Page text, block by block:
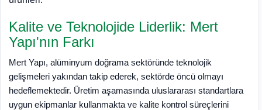
Kalite ve Teknolojide Liderlik: Mert
Yapı'nın Farkı
Mert Yapı, alüminyum doğrama sektöründe teknolojik
gelişmeleri yakından takip ederek, sektörde öncü olmayı
hedeflemektedir. Üretim aşamasında uluslararası standartlara
uygun ekipmanlar kullanmakta ve kalite kontrol süreçlerini